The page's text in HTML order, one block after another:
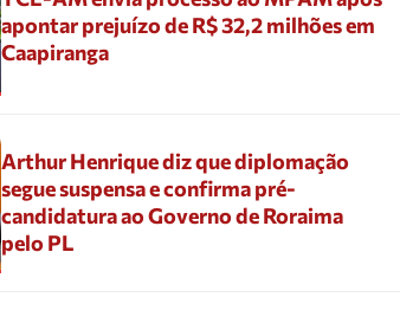
apontar prejuízo de R$ 32,2 milhões em
Caapiranga
Arthur Henrique diz que diplomação
segue suspensa e confirma pré-
candidatura ao Governo de Roraima
pelo PL